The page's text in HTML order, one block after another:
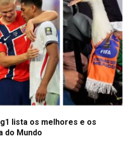
lista os melhores e os
do Mundo